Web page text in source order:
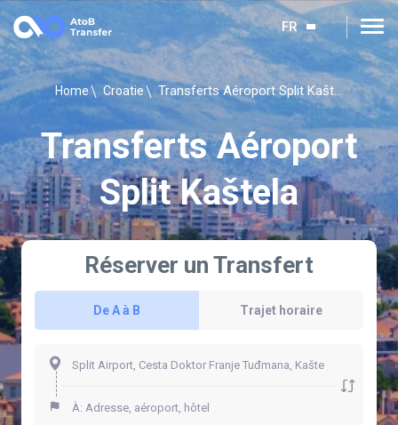
FR
Home Croatie Transferts Aéroport Split Kaštela
Transferts Aéroport
Split Kaštela
Réserver un Transfert
De A à B Trajet horaire